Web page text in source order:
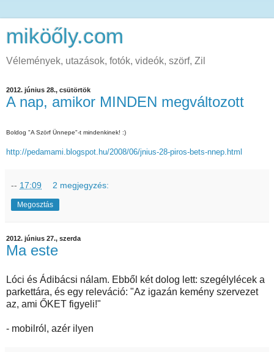
miköőly.com
Vélemények, utazások, fotók, videók, szörf, Zil
2012. június 28., csütörtök
A nap, amikor MINDEN megváltozott
Boldog "A Szörf Ünnepe"-t mindenkinek! :)
http://pedamami.blogspot.hu/2008/06/jnius-28-piros-bets-nnep.html
-- 17:09 2 megjegyzés:
Megosztás
2012. június 27., szerda
Ma este
Lóci és Ádibácsi nálam. Ebből két dolog lett: szegélylécek a
parkettára, és egy releváció: "Az igazán kemény szervezet
az, ami ŐKET figyeli!"
- mobilról, azér ilyen